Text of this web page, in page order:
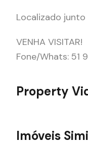
Localizado
VENHA VISITAR!
Fone/Whats: 51
Property
Imóveis